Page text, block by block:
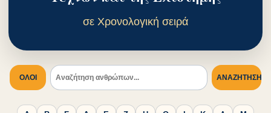
σε Χρονολογική σειρά
ΟΛΟΙ ΑΝΑΖΉΤΗΣΗ